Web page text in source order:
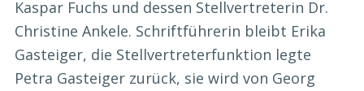
Kaspar Fuchs und dessen Stellvertreterin Dr.
Christine Ankele. Schriftführerin bleibt Erika
Gasteiger, die Stellvertreterfunktion legte
Petra Gasteiger zurück, sie wird von Georg